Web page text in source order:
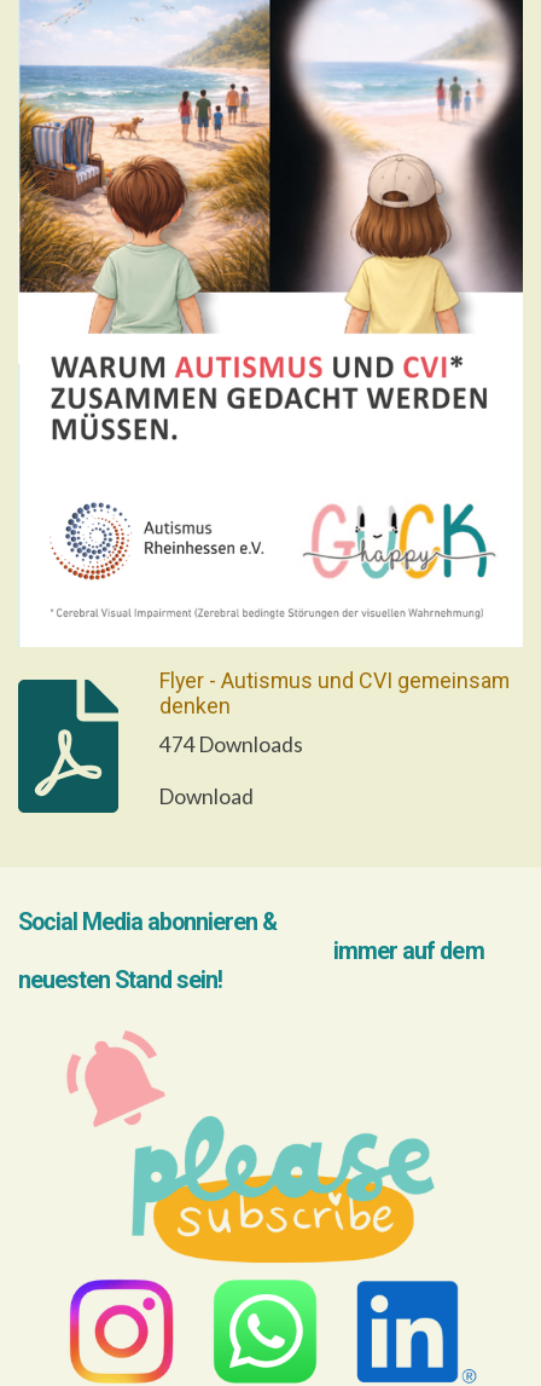
Flyer - Autismus und CVI gemeinsam
denken
474 Downloads
Download
Social Media abonnieren &
immer auf dem
neuesten Stand sein!